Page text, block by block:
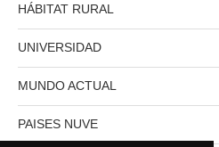
HÁBITAT RURAL
UNIVERSIDAD
MUNDO ACTUAL
PAISES NUVE